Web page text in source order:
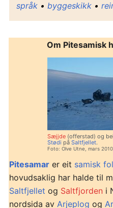
språk• byggeskikk•
Om Pitesamisk
Sæjjde (offerstad) og
Stødi på Saltfjellet.
Foto: Olve Utne, mars 2010.
Pitesamar er eit samisk
hovudsaklig har halde til
Saltfjellet og Saltfjorden i
nordsida av Arjeplog og